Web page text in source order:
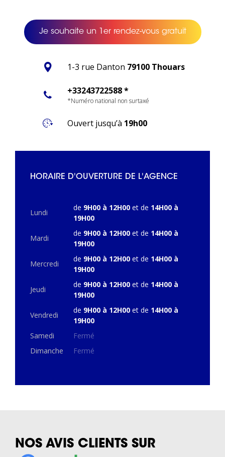
Je souhaite un 1er rendez-vous gratuit
1-3 rue Danton 79100 Thouars
+33243722588 *
*Numéro national non surtaxé
Ouvert jusqu’à 19h00
HORAIRE D'OUVERTURE DE L'AGENCE
Lundi
de 9H00 à 12H00 et de 14H00 à
19H00
Mardi
de 9H00 à 12H00 et de 14H00 à
19H00
Mercredi
de 9H00 à 12H00 et de 14H00 à
19H00
Jeudi
de 9H00 à 12H00 et de 14H00 à
19H00
Vendredi
de 9H00 à 12H00 et de 14H00 à
19H00
Samedi
Fermé
Dimanche
Fermé
NOS AVIS CLIENTS SUR